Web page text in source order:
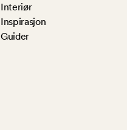
Interiør
Inspirasjon
Guider